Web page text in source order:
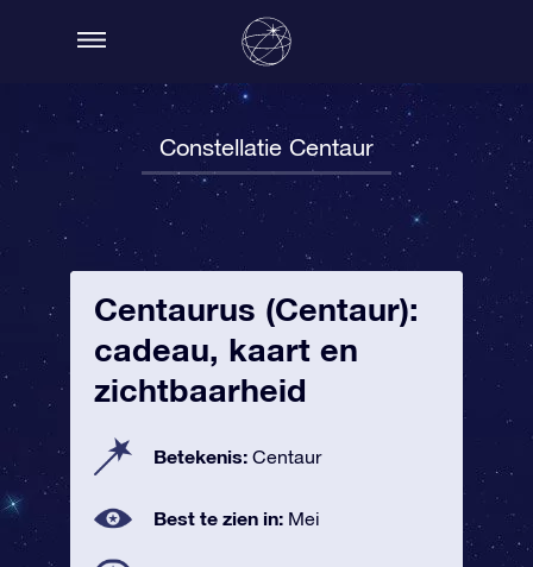
Constellatie Centaur
Centaurus (Centaur):
cadeau, kaart en
zichtbaarheid
Betekenis: Centaur
Best te zien in: Mei